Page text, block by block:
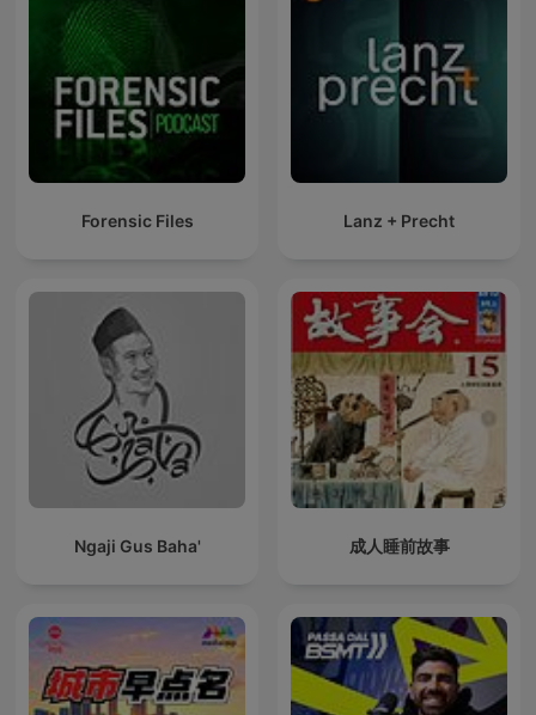
Forensic Files Lanz + Precht
Ngaji Gus Baha' 成人睡前故事